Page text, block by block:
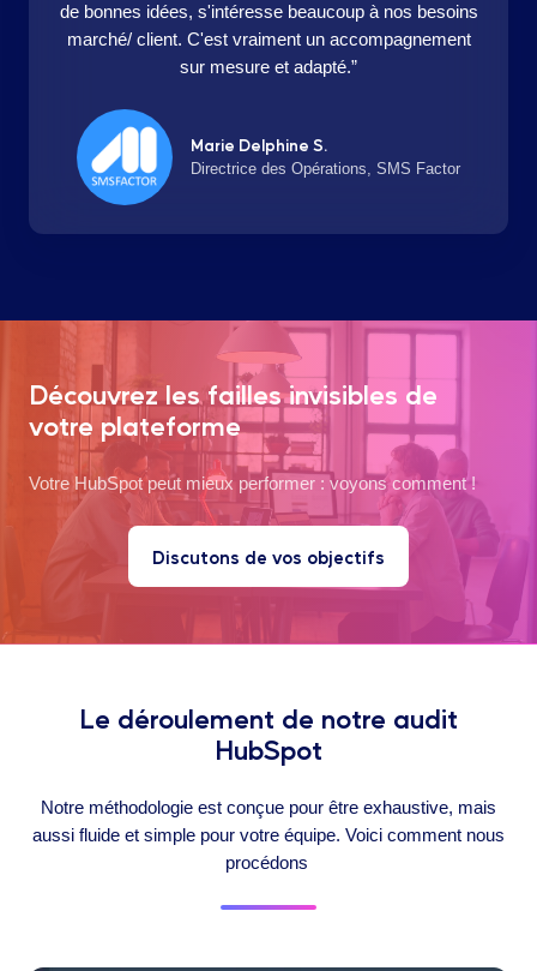
de bonnes idées, s'intéresse beaucoup à nos besoins
marché/ client. C'est vraiment un accompagnement
sur mesure et adapté.”
Marie Delphine S.
Directrice des Opérations, SMS Factor
Découvrez les failles invisibles de
votre plateforme
Votre HubSpot peut mieux performer : voyons comment !
Discutons de vos objectifs
Le déroulement de notre audit
HubSpot
Notre méthodologie est conçue pour être exhaustive, mais
aussi fluide et simple pour votre équipe. Voici comment nous
procédons